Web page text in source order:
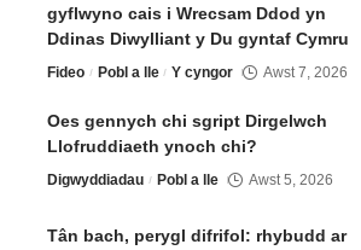
gyflwyno cais i Wrecsam Ddod yn
Ddinas Diwylliant y Du gyntaf Cymru
Fideo Pobl a lle Y cyngor Awst 7, 2026
Oes gennych chi sgript Dirgelwch
Llofruddiaeth ynoch chi?
Digwyddiadau Pobl a lle Awst 5, 2026
Tân bach, perygl difrifol: rhybudd ar